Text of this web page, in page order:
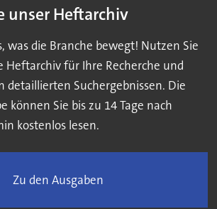
unser Heftarchiv
was die Branche bewegt! Nutzen Sie
Heftarchiv für Ihre Recherche und
detaillierten Suchergebnissen. Die
können Sie bis zu 14 Tage nach
kostenlos lesen.
Zu den Ausgaben